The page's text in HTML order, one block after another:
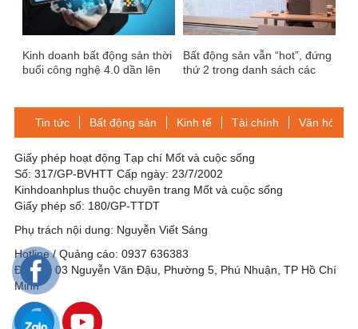
Kinh doanh bất động sản thời
buổi công nghệ 4.0 dần lên
Bất động sản vẫn “hot”, đứng
thứ 2 trong danh sách các
Tin tức Bất động sản Kinh tế Tài chính Văn hóa-
Giấy phép hoạt động Tạp chí Mốt và cuộc sống
Số: 317/GP-BVHTT Cấp ngày: 23/7/2002
Kinhdoanhplus thuộc chuyên trang Mốt và cuộc sống
Giấy phép số: 180/GP-TTDT
Phụ trách nội dung: Nguyễn Viết Sáng
Hotline / Quảng cáo: 0937 636383
Địa chỉ: 03 Nguyễn Văn Đậu, Phường 5, Phú Nhuận, TP Hồ Chí
Minh